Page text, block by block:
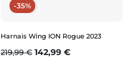
-35%
Harnais Wing ION Rogue 2023
Prix de base
219,99 € Prix
142,99 €